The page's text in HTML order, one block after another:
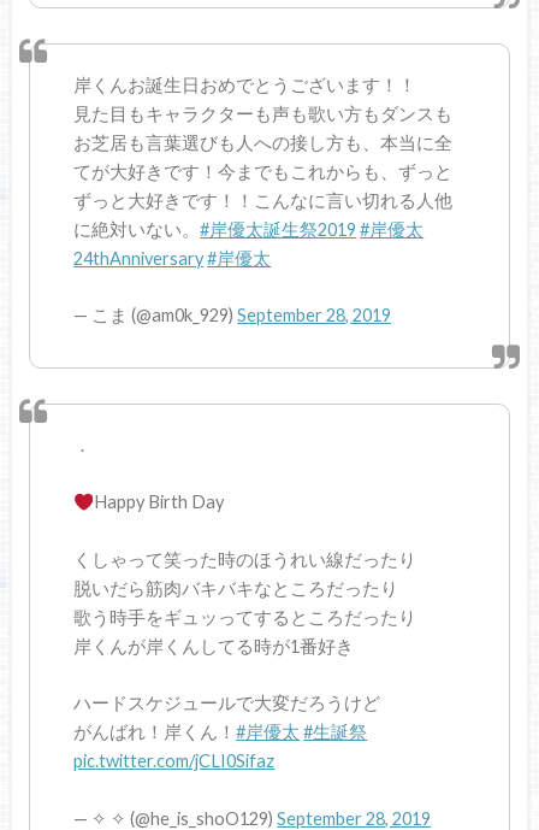
岸くんお誕生日おめでとうございます！！
見た目もキャラクターも声も歌い方もダンスも
お芝居も言葉選びも人への接し方も、本当に全
てが大好きです！今までもこれからも、ずっと
ずっと大好きです！！こんなに言い切れる人他
に絶対いない。#岸優太誕生祭2019 #岸優太
24thAnniversary#岸優太
— こま (@am0k_929)September 28, 2019
．
Happy Birth Day
くしゃって笑った時のほうれい線だったり
脱いだら筋肉バキバキなところだったり
歌う時手をギュッってするところだったり
岸くんが岸くんしてる時が1番好き
ハードスケジュールで大変だろうけど
がんばれ！岸くん！#岸優太 #生誕祭
pic.twitter.com/jCLI0Sifaz
— ✧ ✧ (@he_is_shoO129)September 28, 2019